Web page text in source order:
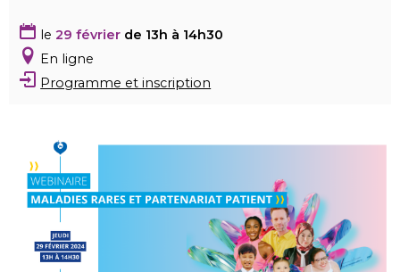
le 29 février de 13h à 14h30
En ligne
Programme et inscription